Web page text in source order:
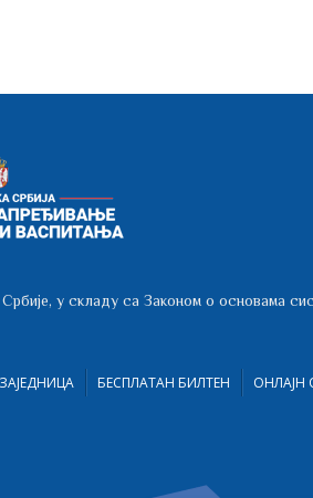
у складу са Законом о основама
ЗАЈЕДНИЦА БЕСПЛАТАН БИЛТЕН ОНЛАЈН